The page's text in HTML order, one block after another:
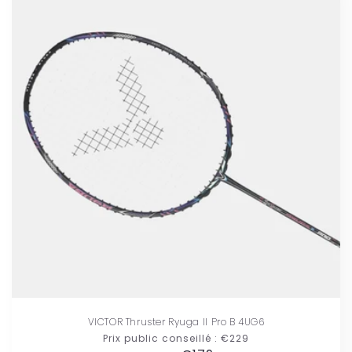
VICTOR Thruster Ryuga II Pro B 4UG6
Prix public conseillé : €229